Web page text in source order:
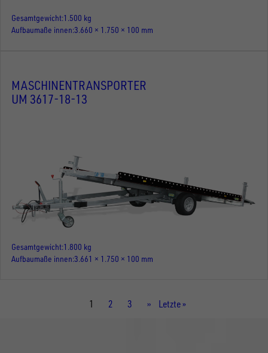
Gesamtgewicht 1.500 kg
Aufbaumaße innen 3.660 × 1.750 × 100 mm
MASCHINENTRANSPORTER
UM 3617-18-13
Gesamtgewicht 1.800 kg
Aufbaumaße innen 3.661 × 1.750 × 100 mm
Aktuelle
1 Seite
2 Seite
3
Nächste
››
Letzte
Letzte »